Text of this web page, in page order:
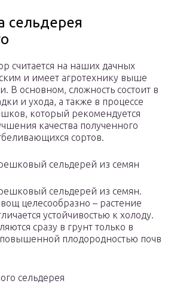
сельдерея
считается на наших дачных
и имеет агротехнику выше
В основном, сложность состоит в
и ухода, а также в процессе
который рекомендуется
качества полученного
сортов.
сельдерей из семян
сельдерей из семян.
целесообразно – растение
устойчивостью к холоду.
сразу в грунт только в
плодородностью почв
сельдерея